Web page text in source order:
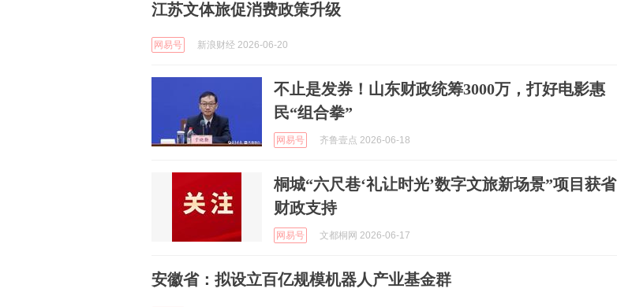
江苏文体旅促消费政策升级
网易号 新浪财经 2026-06-20
不止是发券！山东财政统筹3000万，打好电影惠
民“组合拳”
网易号 齐鲁壹点 2026-06-18
桐城“六尺巷‘礼让时光’数字文旅新场景”项目获省
财政支持
网易号 文都桐网 2026-06-17
安徽省：拟设立百亿规模机器人产业基金群